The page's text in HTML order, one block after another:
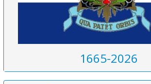
1665-2026